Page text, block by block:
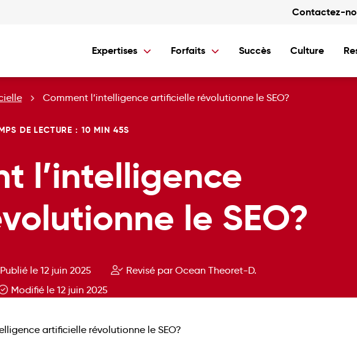
Contactez-
Expertises
SEM
Studio
Forfaits
Forfaits SEM
Succès Culture
Comment l’intelligence artificielle révolutionne le SEO?
DE LECTURE : 10 MIN 45S
l’intelligence
le SEO?
Publié le 12 juin 2025
Revisé par Ocean Theoret-D.
Modifié le 12 juin 2025